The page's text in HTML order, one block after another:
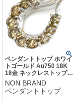
ペンダントトップ ホワイ
トゴールド Au750 18K
18金 ネックレストップ
ブラウン ダイヤ 10P 10
粒 ドロップ しずく 1.0ct
【中古】
NON BRAND
ペンダントトップ